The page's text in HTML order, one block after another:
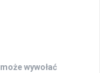
wywołać